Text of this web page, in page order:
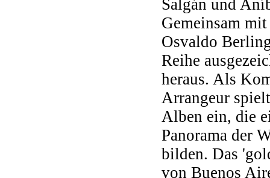
Salgán und
Gemeinsam
Osvaldo
Reihe
heraus. Als
Arrangeur
Alben ein, die
Panorama der
bilden. Das
von Buenos